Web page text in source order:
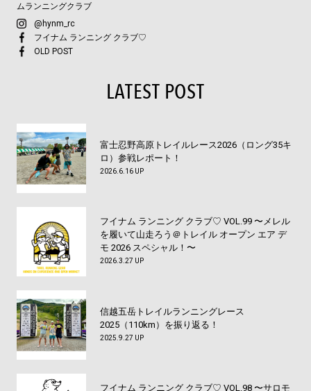
ムランニングクラブ
@hynm_rc
フイナム ランニング クラブ♡
OLD POST
LATEST POST
富士忍野高原トレイルレース2026（ロング35キ
ロ）参戦レポート！
2026.6.16 UP
フイナム ランニング クラブ♡ VOL.99 〜メレル
を履いて山走ろう＠トレイル オープン エア デ
モ 2026 スペシャル！〜
2026.3.27 UP
信越五岳トレイルランニングレース
2025（110km）を振り返る！
2025.9.27 UP
フイナム ランニング クラブ♡ VOL.98 〜サロモ